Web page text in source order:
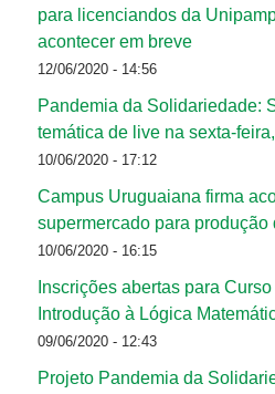
para licenciandos da
acontecer em breve
12/06/2020 - 14:56
Pandemia da Solidariedade:
temática de live na sexta-
10/06/2020 - 17:12
Campus Uruguaiana firma
supermercado para
10/06/2020 - 16:15
Inscrições abertas para
Introdução à Lógica
09/06/2020 - 12:43
Projeto Pandemia da